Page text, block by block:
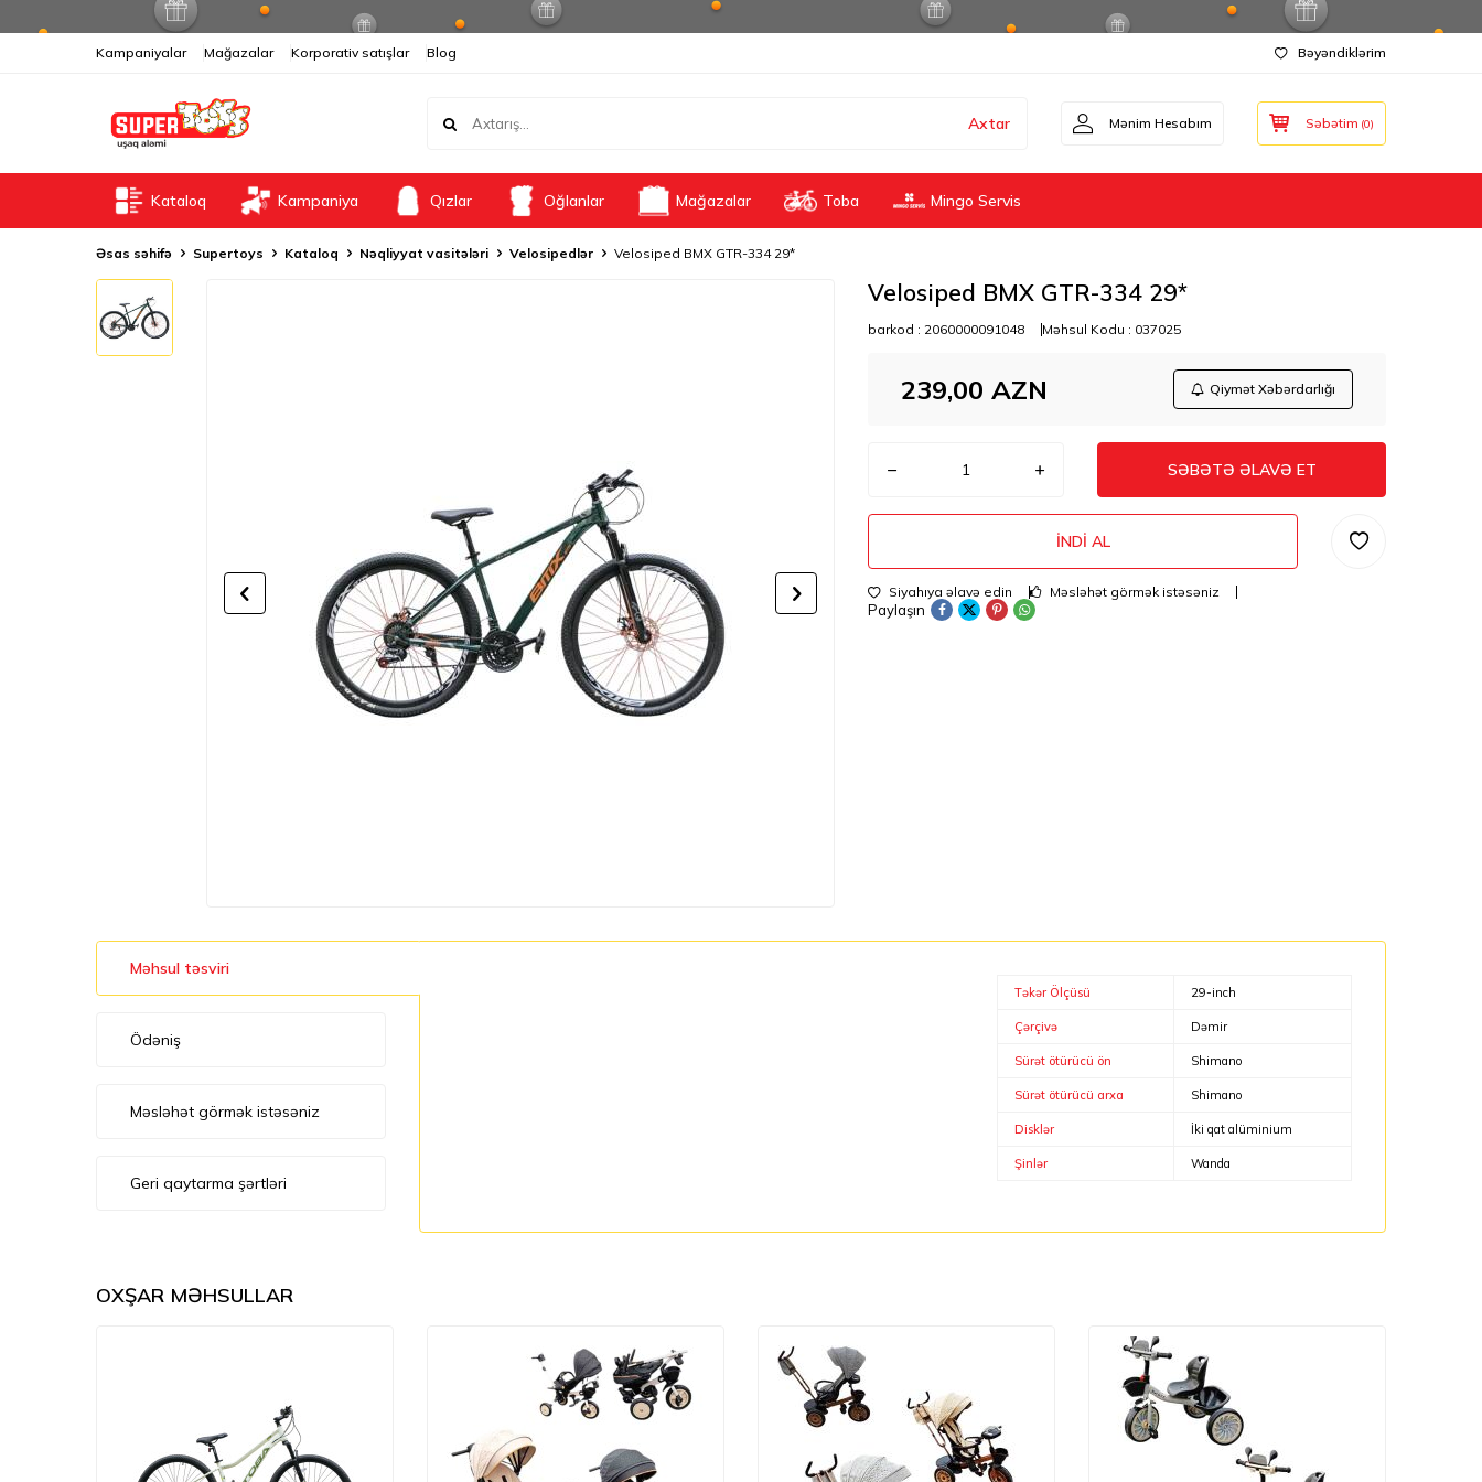
Kampaniyalar Mağazalar Korporativ satışlar Blog Bəyəndiklərim
Axtar Mənim Hesabım Səbətim (0)
Kataloq Kampaniya Qızlar Oğlanlar Mağazalar Toba Mingo Servis
Əsas səhifə Supertoys Kataloq Nəqliyyat vasitələri Velosipedlər Velosiped BMX GTR-334 29*
Velosiped BMX GTR-334 29*
barkod : 2060000091048 Məhsul Kodu : 037025
239,00 AZN Qiymət Xəbərdarlığı
SƏBƏTƏ ƏLAVƏ ET
İNDI AL
Siyahıya əlavə edin Məsləhət görmək istəsəniz
Paylaşın
Məhsul təsviri
Ödəniş
Məsləhət görmək istəsəniz
Geri qaytarma şərtləri
Təkər Ölçüsü 29-inch
Çərçivə Dəmir
Sürət ötürücü ön Shimano
Sürət ötürücü arxa Shimano
Disklər İki qat alüminium
Şinlər Wanda
OXŞAR MƏHSULLAR